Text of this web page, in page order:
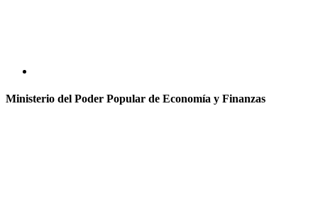
Ministerio del Poder Popular de Economía y Finanzas